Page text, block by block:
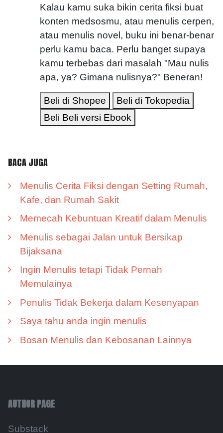
Kalau kamu suka bikin cerita fiksi buat
konten medsosmu, atau menulis cerpen,
atau menulis novel, buku ini benar-benar
perlu kamu baca. Perlu banget supaya
kamu terbebas dari masalah "Mau nulis
apa, ya? Gimana nulisnya?" Beneran!
Beli di Shopee
Beli di Tokopedia
Beli Beli versi Ebook
BACA JUGA
Menulis Cerita Fiksi dengan Setting Rumah,
Kafe, dan Rumah Sakit
Memecah Kebuntuan Kreatif dalam Menulis
Menulis sebagai Jalan untuk Bersikap
Bijaksana
Ingin Menulis tetapi Tidak Pernah
Memulainya
Penulis Tidak Bekerja dalam Kesenyapan
Saya tahu anda ingin menulis
Bosan Menulis dan Kebosanan Lainnya
AUTHOR PAGE
Substack